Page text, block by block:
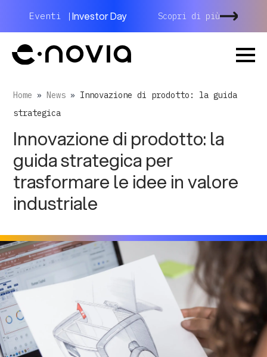
Eventi | Investor Day Scopri di più
Home »News » Innovazione di prodotto: la guida
strategica
Innovazione di prodotto: la
guida strategica per
trasformare le idee in valore
industriale